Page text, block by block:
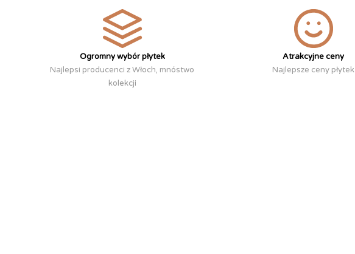
Ogromny wybór płytek
Najlepsi producenci z Włoch, mnóstwo
kolekcji
Atrakcyjne ceny
Najlepsze ceny płytek